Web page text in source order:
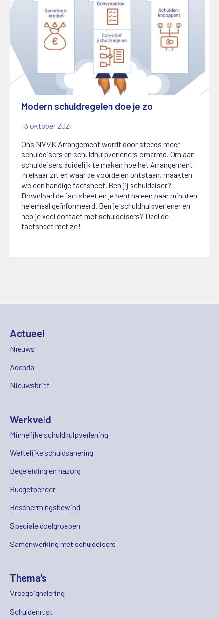
Modern schuldregelen doe je zo
13 oktober 2021
Ons NVVK Arrangement wordt door steeds meer
schuldeisers en schuldhulpverleners omarmd. Om aan
schuldeisers duidelijk te maken hoe het Arrangement
in elkaar zit en waar de voordelen ontstaan, maakten
we een handige factsheet. Ben jij schuldeiser?
Download de factsheet en je bent na een paar minuten
helemaal geïnformeerd. Ben je schuldhulpverlener en
heb je veel contact met schuldeisers? Deel de
factsheet met ze!
Actueel
Nieuws
Agenda
Nieuwsbrief
Werkveld
Minnelijke schuldhulpverlening
Wettelijke schuldsanering
Begeleiding en nazorg
Budgetbeheer
Beschermingsbewind
Speciale doelgroepen
Samenwerking met schuldeisers
Thema's
Vroegsignalering
Schuldenrust